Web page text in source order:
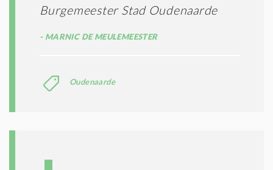
Burgemeester Stad Oudenaarde
MARNIC DE MEULEMEESTER
Oudenaarde